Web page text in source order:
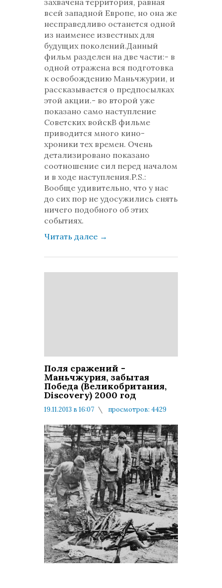
захвачена территория, равная
всей западной Европе, но она же
несправедливо останется одной
из наименее известных для
будущих поколений.Данный
фильм разделен на две части:- в
одной отражена вся подготовка
к освобождению Маньчжурии, и
рассказывается о предпосылках
этой акции.- во второй уже
показано само наступление
Советских войскВ фильме
приводится много кино-
хроники тех времен. Очень
детализировано показано
соотношение сил перед началом
и в ходе наступления.P.S.:
Вообще удивительно, что у нас
до сих пор не удосужились снять
ничего подобного об этих
событиях.
Читать далее →
Поля сражений -
Маньчжурия, забытая
Победа (Великобритания,
Discovery) 2000 год
19.11.2013 в 16:07
просмотров: 4429